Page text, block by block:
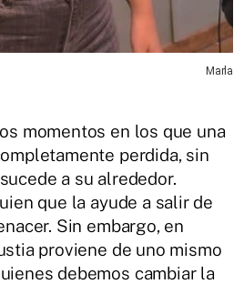
Marla
momentos en los que una
perdida, sin
a su alrededor.
que la ayude a salir de
Sin embargo, en
proviene de uno mismo
debemos cambiar la